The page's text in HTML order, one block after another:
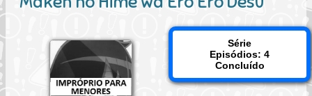
Série
Episódios: 4
Concluído